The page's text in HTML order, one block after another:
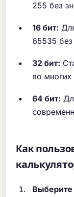
255 без
16 бит:
65535 без
32 бит:
во многих
64 бит:
Как